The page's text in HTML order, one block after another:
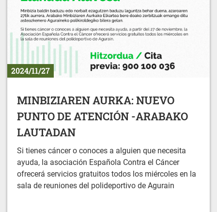
2024/11/27
MINBIZIAREN AURKA: NUEVO
PUNTO DE ATENCIÓN -ARABAKO
LAUTADAN
Si tienes cáncer o conoces a alguien que necesita
ayuda, la asociación Española Contra el Cáncer
ofrecerá servicios gratuitos todos los miércoles en la
sala de reuniones del polideportivo de Agurain